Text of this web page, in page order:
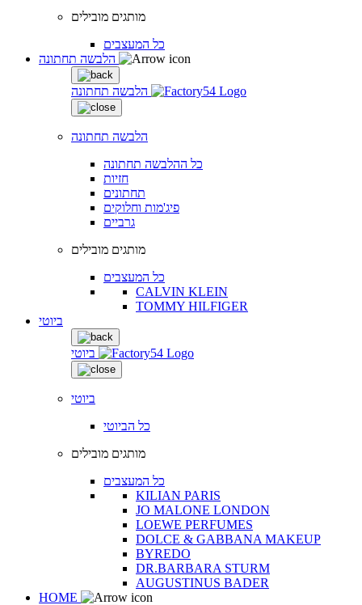
מותגים מובילים
כל המעצבים
הלבשה תחתונה
הלבשה תחתונה
כל ההלבשה תחתונה
חזיות
תחתונים
פיג'מות וחלוקים
גרביים
מותגים מובילים
כל המעצבים
CALVIN KLEIN
TOMMY HILFIGER
ביוטי
ביוטי
ביוטי
כל הביוטי
מותגים מובילים
כל המעצבים
KILIAN PARIS
JO MALONE LONDON
LOEWE PERFUMES
DOLCE & GABBANA MAKEUP
BYREDO
DR.BARBARA STURM
AUGUSTINUS BADER
HOME